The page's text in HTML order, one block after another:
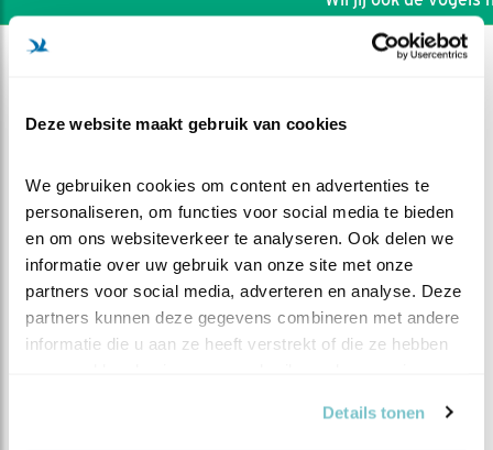
Deze website maakt gebruik van cookies
We gebruiken cookies om content en advertenties te
personaliseren, om functies voor social media te bieden
en om ons websiteverkeer te analyseren. Ook delen we
informatie over uw gebruik van onze site met onze
partners voor social media, adverteren en analyse. Deze
partners kunnen deze gegevens combineren met andere
informatie die u aan ze heeft verstrekt of die ze hebben
Details tonen